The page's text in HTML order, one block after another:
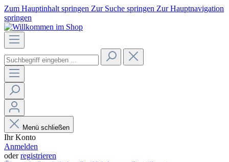
Zum Hauptinhalt springen Zur Suche springen Zur Hauptnavigation
springen
Menü schließen
Ihr Konto
Anmelden
oderregistrieren